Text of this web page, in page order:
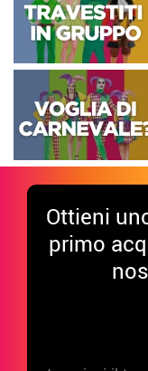
Ottieni
primo